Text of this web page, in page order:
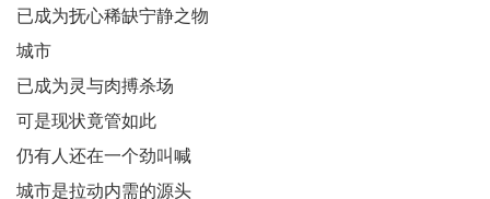
中
国
银
已成为抚心稀缺宁静之物
城市
已成为灵与肉搏杀场
可是现状竟管如此
仍有人还在一个劲叫喊
城市是拉动内需的源头